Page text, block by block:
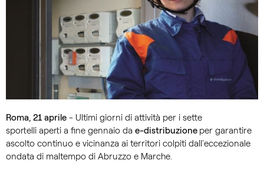
Roma, 21 aprile - Ultimi giorni di attività per i sette
sportelli aperti a fine gennaio da e-distribuzione per garantire
ascolto continuo e vicinanza ai territori colpiti dall'eccezionale
ondata di maltempo di Abruzzo e Marche.